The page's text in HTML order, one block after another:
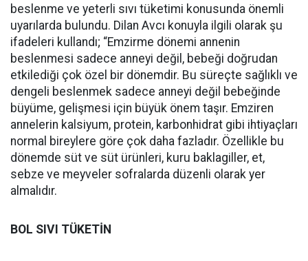
beslenme ve yeterli sıvı tüketimi konusunda önemli
uyarılarda bulundu. Dilan Avcı konuyla ilgili olarak şu
ifadeleri kullandı; “Emzirme dönemi annenin
beslenmesi sadece anneyi değil, bebeği doğrudan
etkilediği çok özel bir dönemdir. Bu süreçte sağlıklı ve
dengeli beslenmek sadece anneyi değil bebeğinde
büyüme, gelişmesi için büyük önem taşır. Emziren
annelerin kalsiyum, protein, karbonhidrat gibi ihtiyaçları
normal bireylere göre çok daha fazladır. Özellikle bu
dönemde süt ve süt ürünleri, kuru baklagiller, et,
sebze ve meyveler sofralarda düzenli olarak yer
almalıdır.
BOL SIVI TÜKETİN